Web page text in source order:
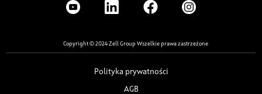
Copyright © 2024 Zell Group Wszelkie prawa zastrzeżone
Polityka prywatności
AGB